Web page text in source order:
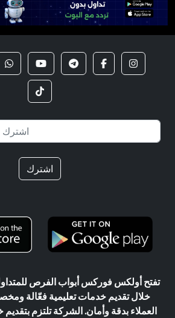
اشترك
تفتح أولكس فوركس أبواب الفرص
خلال تقديم خدمات تعليمية فعّالة
العملاء بدقة وأمان. الشركة تلتزم